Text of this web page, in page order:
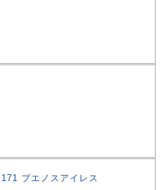
ブエノスアイレス